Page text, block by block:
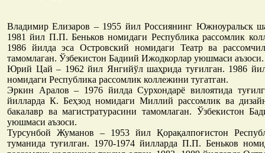
Владимир Елизаров – 1955 йил Россиянинг Южноуральск
1981 йил П.П. Беньков номидаги Республика рассомлик
1986 йилда эса Островский номидаги Театр ва
тамомлаган. Ўзбекистон Бадиий Ижодкорлар уюшмаси аъзоси.
Юрий Цай – 1962 йил Янгийўл шаҳрида туғилган. 1986
номидаги Республика рассомлик коллежини тугатган.
Эркин Аралов – 1976 йилда Сурхондарё вилоятида
йилларда К. Беҳзод номидаги Миллий рассомлик ва
бакалавр ва магистратурасини тамомлаган. Ўзбекистон
уюшмаси аъзоси.
Турсунбой Жуманов – 1953 йил Қорақалпоғистон
туманида туғилган. 1970-1974 йилларда П.П. Беньков